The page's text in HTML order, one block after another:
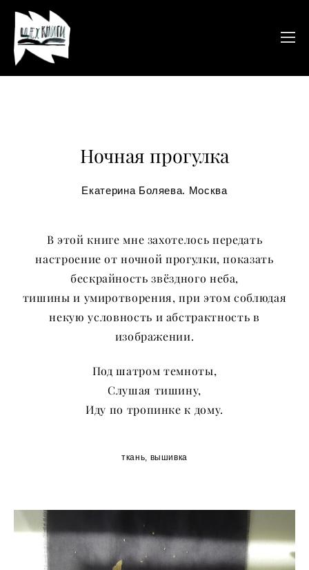
Ночная прогулка
Екатерина Боляева. Москва
В этой книге мне захотелось передать
настроение от ночной прогулки, показать
бескрайность звёздного неба,
тишины и умиротворения, при этом соблюдая
некую условность и абстрактность в
изображении.
Под шатром темноты,
Слушая тишину,
Иду по тропинке к дому.
ткань, вышивка